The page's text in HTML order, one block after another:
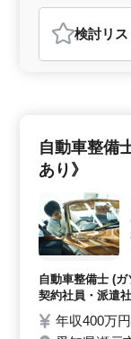
おすすめポイ
＜マイカー通
の理想的な環
す。税理士補
書類の作成な
条件面優遇で
少なめで、能力
す。 ＜魅力的
年収350万円〜
与も支給され
のみ出社です。
ンスを重視して
検討リス
自動車整備
あり》
自動車整備士 (
契約社員・派遣
年収400万